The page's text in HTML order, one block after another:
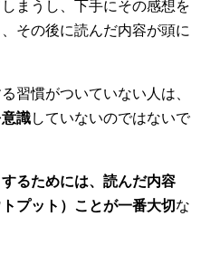
まうし、下手にその感想を
その後に読んだ内容が頭に
習慣がついていない人は、
識していないのではないで
るためには、読んだ内容
プット）ことが一番大切な